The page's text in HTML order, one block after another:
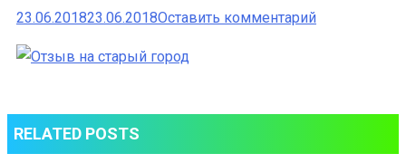
23.06.201823.06.2018Оставить комментарийк
город
RELATED POSTS